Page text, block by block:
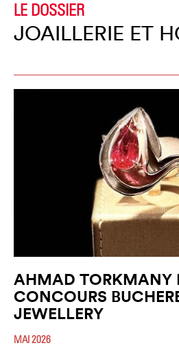
LE DOSSIER
JOAILLERIE ET
AHMAD TORKMANY
CONCOURS
JEWELLERY
MAI 2026